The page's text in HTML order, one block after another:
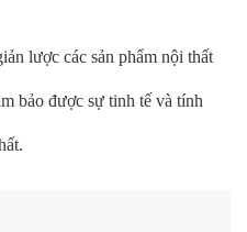
lược các sản phẩm nội thất
bảo được sự tinh tế và tính